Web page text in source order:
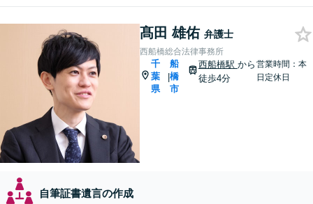
髙田 雄佑 弁護士
西船橋総合法律事務所
千
葉
県
|
船
橋
市
西船橋駅 から
徒歩4分
営業時間：本
日定休日
自筆証書遺言の作成